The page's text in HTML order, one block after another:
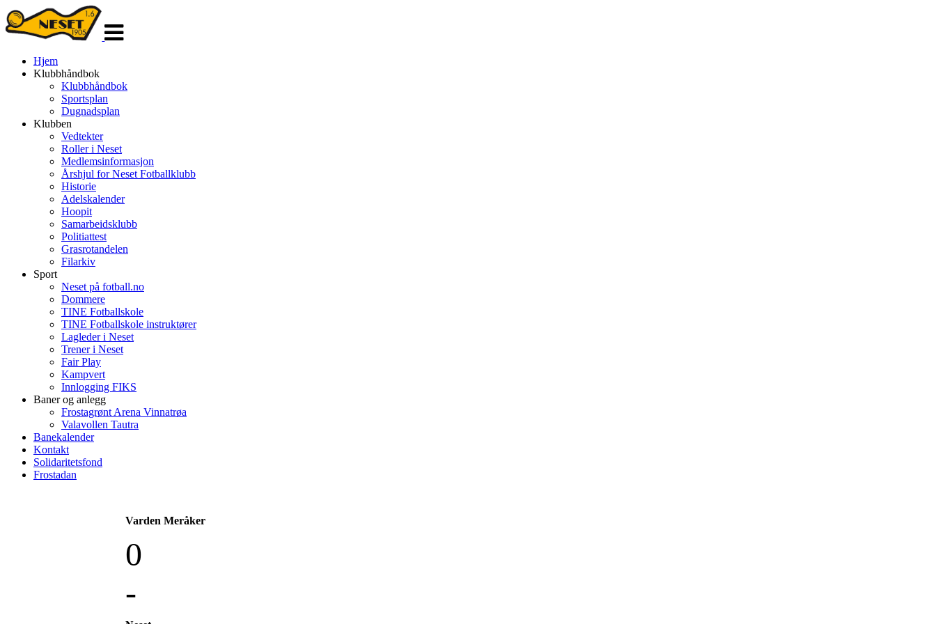
navigasjon
Hjem
Klubbhåndbok
Klubbhåndbok
Sportsplan
Dugnadsplan
Klubben
Vedtekter
Roller i Neset
Medlemsinformasjon
Årshjul for Neset Fotballklubb
Historie
Adelskalender
Hoopit
Samarbeidsklubb
Politiattest
Grasrotandelen
Filarkiv
Sport
Neset på fotball.no
Dommere
TINE Fotballskole
TINE Fotballskole instruktører
Lagleder i Neset
Trener i Neset
Fair Play
Kampvert
Innlogging FIKS
Baner og anlegg
Frostagrønt Arena Vinnatrøa
Valavollen Tautra
Banekalender
Kontakt
Solidaritetsfond
Frostadan
Varden Meråker
0
-